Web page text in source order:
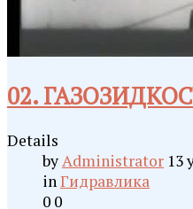
02.
Details
byAdministrator 13
inГидравлика
0 0